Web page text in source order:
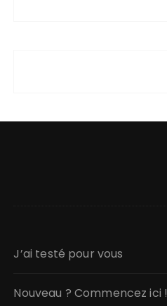
J’ai testé pour vous
Nouveau ? Commencez ici !